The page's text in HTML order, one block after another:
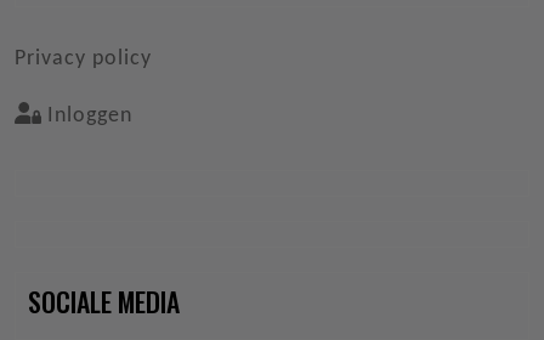
Privacy policy
Inloggen
SOCIALE MEDIA